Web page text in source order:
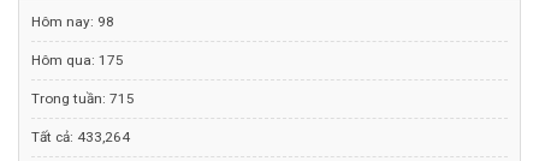
Hôm nay: 98
Hôm qua: 175
Trong tuần: 715
Tất cả: 433,264